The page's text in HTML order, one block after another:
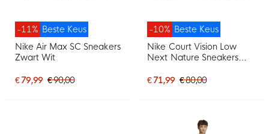
Beste Keus
-11%
Nike Air Max SC Sneakers
Zwart Wit
€ 79,99 € 90,00
Beste Keus
-10%
Nike Court Vision Low
Next Nature Sneakers
€ 71,99 € 80,00